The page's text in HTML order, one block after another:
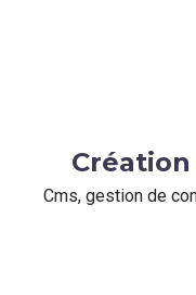
Cms, gestion de